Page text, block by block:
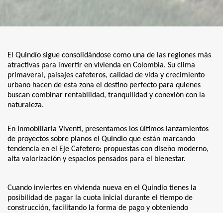
El Quindío sigue consolidándose como una de las regiones más
atractivas para invertir en vivienda en Colombia. Su clima
primaveral, paisajes cafeteros, calidad de vida y crecimiento
urbano hacen de esta zona el destino perfecto para quienes
buscan combinar rentabilidad, tranquilidad y conexión con la
naturaleza.
En Inmobiliaria Viventi, presentamos los últimos lanzamientos
de proyectos sobre planos el Quindio que están marcando
tendencia en el Eje Cafetero: propuestas con diseño moderno,
alta valorización y espacios pensados para el bienestar.
Cuando inviertes en vivienda nueva en el Quindio tienes la
posibilidad de pagar la cuota inicial durante el tiempo de
construcción, facilitando la forma de pago y obteniendo